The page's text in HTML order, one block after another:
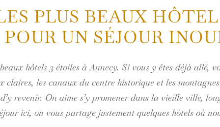
PLUS BEAUX
UN SÉJOUR
hôtels 3 étoiles à Annecy. Si vous y êtes déjà allé,
les canaux du centre historique et les
revenir. On aime s’y promener dans la vieille ville,
ici, on vous partage justement quelques hôtels où